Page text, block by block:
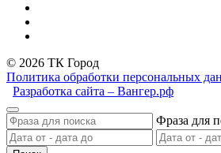
© 2026 ТК Город
Политика обработки персональных
Разработка сайта – Вангер.рф
Фраза для